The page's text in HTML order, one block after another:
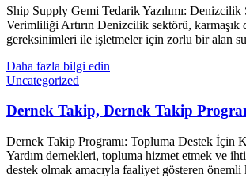
Ship Supply Gemi Tedarik Yazılımı: Denizcilik
Verimliliği Artırın Denizcilik sektörü, karmaşık
gereksinimleri ile işletmeler için zorlu bir alan
Daha fazla bilgi edin
Uncategorized
Dernek Takip, Dernek Takip
Dernek Takip Programı: Topluma Destek İçin
Yardım dernekleri, topluma hizmet etmek ve
destek olmak amacıyla faaliyet gösteren önemli